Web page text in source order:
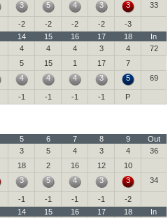
3 5 4 3 3 33
-2 -2 -2 -2
-3
14 15 16 17 18
In
4 4 4 3 4
72
5 15 1 17
7
4 4 4 3 5 69
-1 -1 -1 -1 P
5 6 7 8 9
Out
3 5 4 3 4
36
18 2 16 12
10
3 5 4 3 3 34
-1 -1 -1 -1
-2
14 15 16 17 18
In